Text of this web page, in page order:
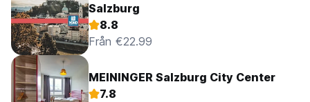
Salzburg
8.8
Från €22.99
MEININGER Salzburg City Center
7.8